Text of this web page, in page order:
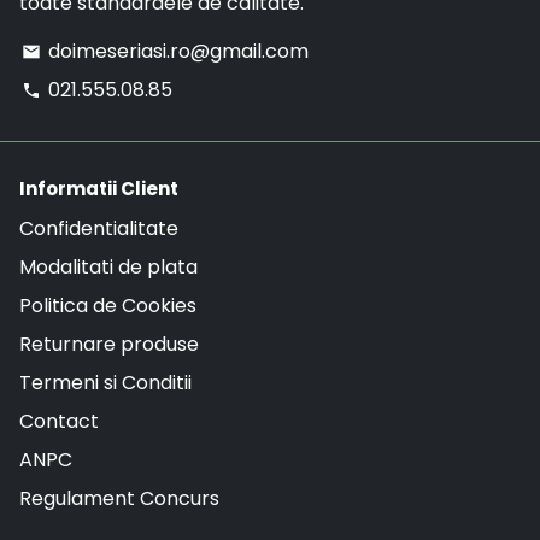
email doimeseriasi.ro@gmail.com
phone 021.555.08.85
Informatii Client
Confidentialitate
Modalitati de plata
Politica de Cookies
Returnare produse
Termeni si Conditii
Contact
ANPC
Regulament Concurs